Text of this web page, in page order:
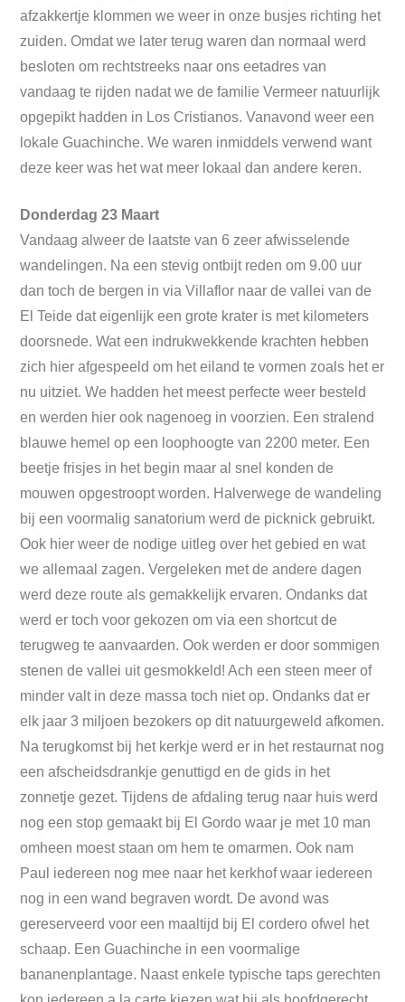
afzakkertje klommen we weer in onze busjes richting het
zuiden. Omdat we later terug waren dan normaal werd
besloten om rechtstreeks naar ons eetadres van
vandaag te rijden nadat we de familie Vermeer natuurlijk
opgepikt hadden in Los Cristianos. Vanavond weer een
lokale Guachinche. We waren inmiddels verwend want
deze keer was het wat meer lokaal dan andere keren.
Donderdag 23 Maart
Vandaag alweer de laatste van 6 zeer afwisselende
wandelingen. Na een stevig ontbijt reden om 9.00 uur
dan toch de bergen in via Villaflor naar de vallei van de
El Teide dat eigenlijk een grote krater is met kilometers
doorsnede. Wat een indrukwekkende krachten hebben
zich hier afgespeeld om het eiland te vormen zoals het er
nu uitziet. We hadden het meest perfecte weer besteld
en werden hier ook nagenoeg in voorzien. Een stralend
blauwe hemel op een loophoogte van 2200 meter. Een
beetje frisjes in het begin maar al snel konden de
mouwen opgestroopt worden. Halverwege de wandeling
bij een voormalig sanatorium werd de picknick gebruikt.
Ook hier weer de nodige uitleg over het gebied en wat
we allemaal zagen. Vergeleken met de andere dagen
werd deze route als gemakkelijk ervaren. Ondanks dat
werd er toch voor gekozen om via een shortcut de
terugweg te aanvaarden. Ook werden er door sommigen
stenen de vallei uit gesmokkeld! Ach een steen meer of
minder valt in deze massa toch niet op. Ondanks dat er
elk jaar 3 miljoen bezokers op dit natuurgeweld afkomen.
Na terugkomst bij het kerkje werd er in het restaurnat nog
een afscheidsdrankje genuttigd en de gids in het
zonnetje gezet. Tijdens de afdaling terug naar huis werd
nog een stop gemaakt bij El Gordo waar je met 10 man
omheen moest staan om hem te omarmen. Ook nam
Paul iedereen nog mee naar het kerkhof waar iedereen
nog in een wand begraven wordt. De avond was
gereserveerd voor een maaltijd bij El cordero ofwel het
schaap. Een Guachinche in een voormalige
bananenplantage. Naast enkele typische taps gerechten